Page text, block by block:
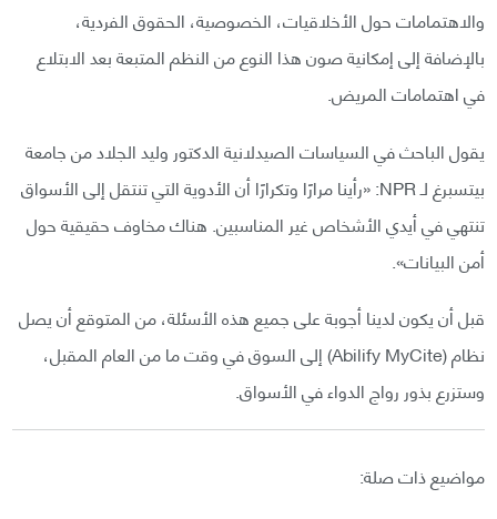
والاهتمامات حول الأخلاقيات، الخصوصية، الحقوق الفردية،
بالإضافة إلى إمكانية صون هذا النوع من النظم المتبعة بعد الابتلاع
في اهتمامات المريض.
يقول الباحث في السياسات الصيدلانية الدكتور وليد الجلاد من جامعة
بيتسبرغ لـ NPR: «رأينا مرارًا وتكرارًا أن الأدوية التي تنتقل إلى الأسواق
تنتهي في أيدي الأشخاص غير المناسبين. هناك مخاوف حقيقية حول
أمن البيانات».
قبل أن يكون لدينا أجوبة على جميع هذه الأسئلة، من المتوقع أن يصل
نظام (Abilify MyCite) إلى السوق في وقت ما من العام المقبل،
وستزرع بذور رواج الدواء في الأسواق.
مواضيع ذات صلة: